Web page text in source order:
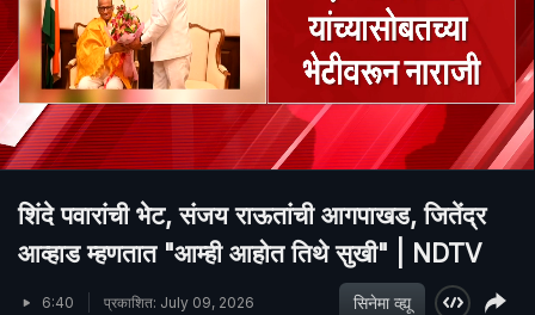
शिंदे पवारांची भेट, संजय राऊतांची आगपाखड, जितेंद्र
आव्हाड म्हणतात "आम्ही आहोत तिथे सुखी" | NDTV
6:40 प्रकाशित: July 09, 2026 सिनेमा व्ह्यू